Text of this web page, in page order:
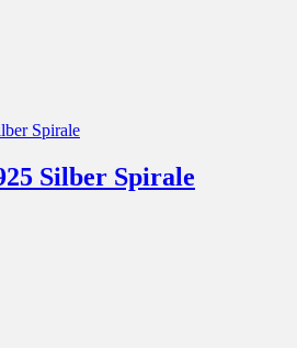
Silber Spirale